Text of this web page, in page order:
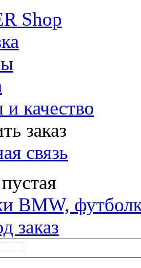
Shop
качество
заказ
связь
BMW,
заказ